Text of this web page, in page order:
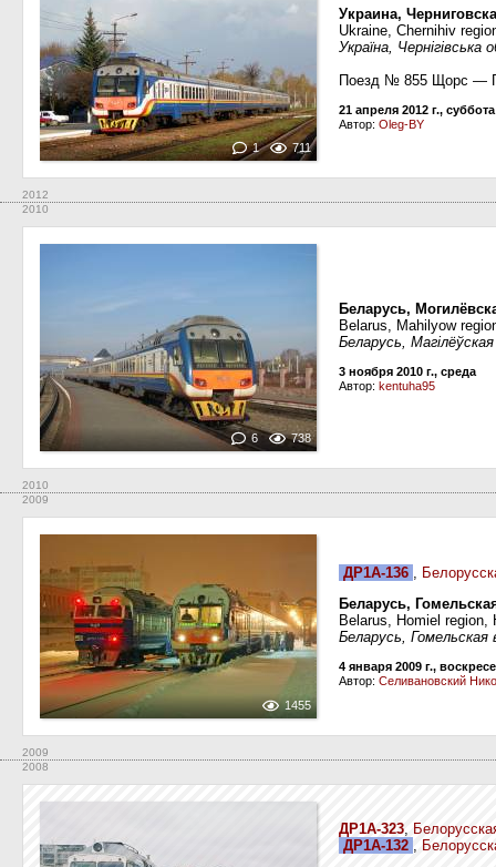
1 711
Украина,
Ukraine, Chernihiv
Україна,
Поезд № 855 Щорс —
21 апреля 2012 г., суббота
Автор: Oleg-BY
2012
2010
6 738
Беларусь,
Belarus, Mahilyow
Беларусь,
3 ноября 2010 г., среда
Автор: kentuha95
2010
2009
1455
ДР1А-136 ,
Беларусь,
Belarus, Homiel
Беларусь,
4 января 2009 г.,
Автор: Селивановский
2009
2008
ДР1А-323,
ДР1А-132 ,